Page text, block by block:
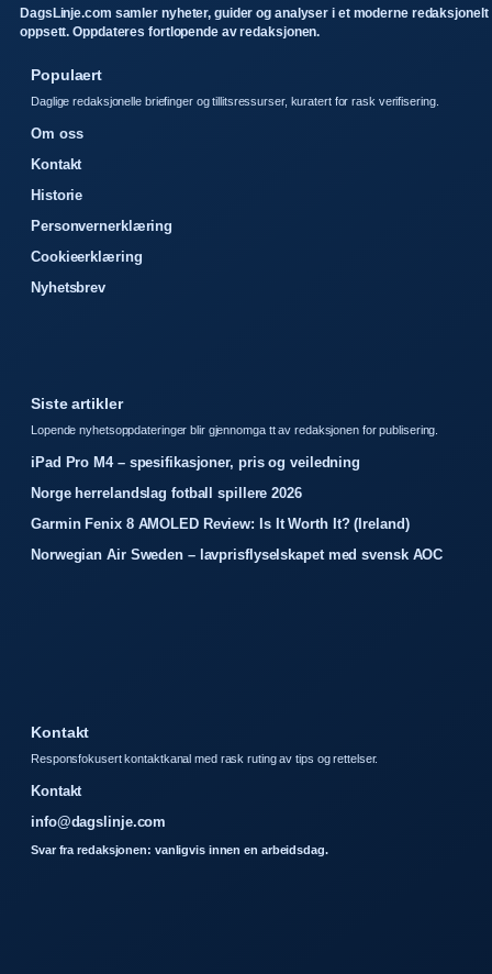
DagsLinje.com samler nyheter, guider og analyser i et moderne redaksjonelt
oppsett. Oppdateres fortlopende av redaksjonen.
Populaert
Daglige redaksjonelle briefinger og tillitsressurser, kuratert for rask verifisering.
Om oss
Kontakt
Historie
Personvernerklæring
Cookieerklæring
Nyhetsbrev
Siste artikler
Lopende nyhetsoppdateringer blir gjennomga tt av redaksjonen for publisering.
iPad Pro M4 – spesifikasjoner, pris og veiledning
Norge herrelandslag fotball spillere 2026
Garmin Fenix 8 AMOLED Review: Is It Worth It? (Ireland)
Norwegian Air Sweden – lavprisflyselskapet med svensk AOC
Kontakt
Responsfokusert kontaktkanal med rask ruting av tips og rettelser.
Kontakt
info@dagslinje.com
Svar fra redaksjonen: vanligvis innen en arbeidsdag.